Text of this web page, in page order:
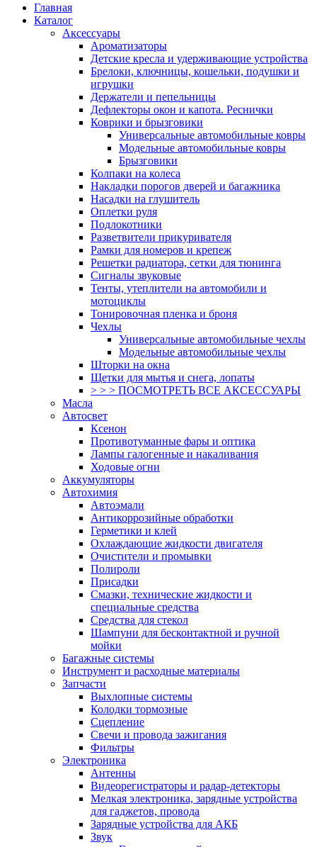
Главная
Каталог
Аксессуары
Ароматизаторы
Детские кресла и удерживающие устройства
Брелоки, ключницы, кошельки, подушки и
игрушки
Держатели и пепельницы
Дефлекторы окон и капота. Реснички
Коврики и брызговики
Универсальные автомобильные ковры
Модельные автомобильные ковры
Брызговики
Колпаки на колеса
Накладки порогов дверей и багажника
Насадки на глушитель
Оплетки руля
Подлокотники
Разветвители прикуривателя
Рамки для номеров и крепеж
Решетки радиатора, сетки для тюнинга
Сигналы звуковые
Тенты, утеплители на автомобили и
мотоциклы
Тонировочная пленка и броня
Чехлы
Универсальные автомобильные чехлы
Модельные автомобильные чехлы
Шторки на окна
Щетки для мытья и снега, лопаты
> > > ПОСМОТРЕТЬ ВСЕ АКСЕССУАРЫ
Масла
Автосвет
Ксенон
Противотуманные фары и оптика
Лампы галогенные и накаливания
Ходовые огни
Аккумуляторы
Автохимия
Автоэмали
Антикоррозийные обработки
Герметики и клей
Охлаждающие жидкости двигателя
Очистители и промывки
Полироли
Присадки
Смазки, технические жидкости и
специальные средства
Средства для стекол
Шампуни для бесконтактной и ручной
мойки
Багажные системы
Инструмент и расходные материалы
Запчасти
Выхлопные системы
Колодки тормозные
Сцепление
Свечи и провода зажигания
Фильтры
Электроника
Антенны
Видеорегистраторы и радар-детекторы
Мелкая электроника, зарядные устройства
для гаджетов, провода
Зарядные устройства для АКБ
Звук